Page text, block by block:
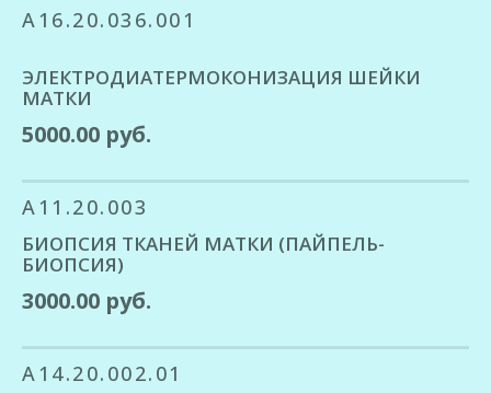
A16.20.036.001
ЭЛЕКТРОДИАТЕРМОКОНИЗАЦИЯ ШЕЙКИ
МАТКИ
5000.00 руб.
A11.20.003
БИОПСИЯ ТКАНЕЙ МАТКИ (ПАЙПЕЛЬ-
БИОПСИЯ)
3000.00 руб.
A14.20.002.01